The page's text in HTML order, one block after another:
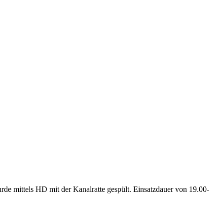
mittels HD mit der Kanalratte gespült. Einsatzdauer von 19.00-